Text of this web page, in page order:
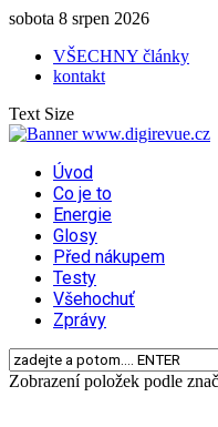
sobota 8 srpen 2026
VŠECHNY články
kontakt
Text Size
Úvod
Co je to
Energie
Glosy
Před nákupem
Testy
Všehochuť
Zprávy
Zobrazení položek podle